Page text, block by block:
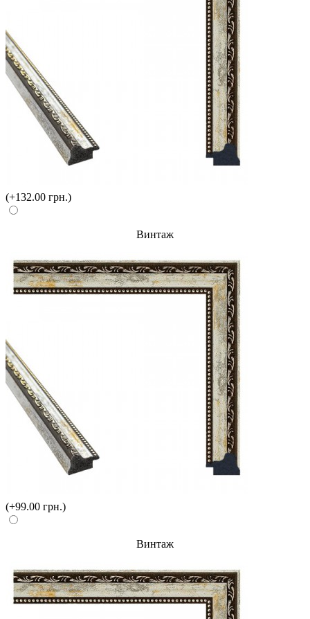
(+132.00 грн.)
Винтаж
(+99.00 грн.)
Винтаж